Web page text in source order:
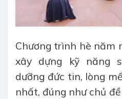
Chương trình hè năm
xây dựng kỹ năng
dưỡng đức tin, lòng
nhất, đúng như chủ